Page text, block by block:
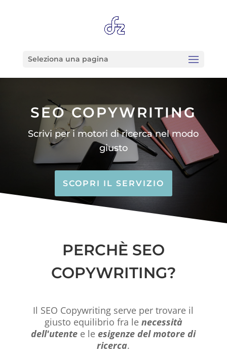
Seleziona una pagina
SEO COPYWRITING
Scrivi per i motori di ricerca nel modo
giusto
SCOPRI IL SERVIZIO
PERCHÈ SEO
COPYWRITING?
Il SEO Copywriting serve per trovare il
giusto equilibrio fra le necessità
dell'utente e leesigenze del motore di
ricerca.